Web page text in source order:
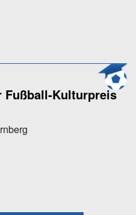
Fußball-Kulturpreis